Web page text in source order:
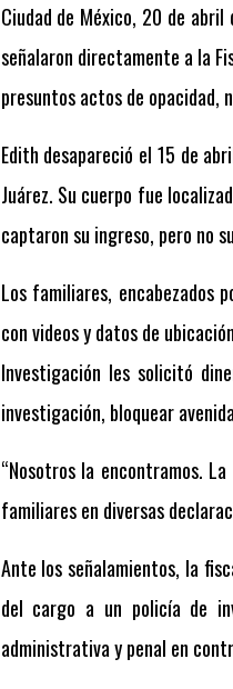
Ciudad de México, 20 de
señalaron directamente a la
presuntos actos de opacidad,
Edith desapareció el 15 de
Juárez. Su cuerpo fue
captaron su ingreso, pero no
Los familiares, encabezados
con videos y datos de
Investigación les solicitó
investigación, bloquear
“Nosotros la encontramos.
familiares en diversas
Ante los señalamientos, la
del cargo a un policía de
administrativa y penal en